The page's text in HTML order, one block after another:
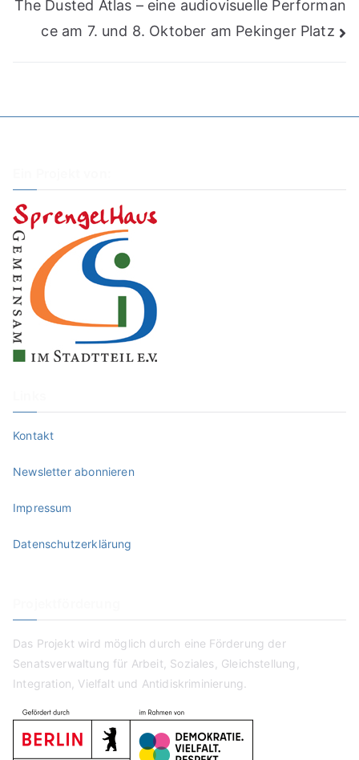
The Dusted Atlas – eine audiovisuelle Performan
ce am 7. und 8. Oktober am Pekinger Platz
Kontakt
Newsletter abonnieren
Impressum
Datenschutzerklärung
Das Projekt wird möglich durch eine Förderung der
Senatsverwaltung für Arbeit, Soziales, Gleichstellung,
Integration, Vielfalt und Antidiskriminierung.